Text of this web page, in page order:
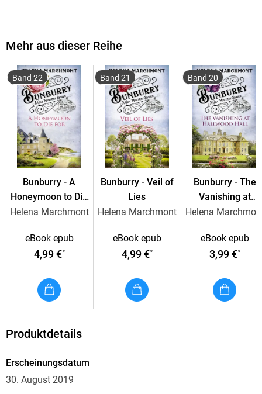
after all - Dorian's greatest fan and can't wait to meet his
murderous turn . . .
Helena Marchmont is a pseudonym of Olga Wojtas, who
was born and brought up in Edinburgh. She was encouraged
to write by an inspirational English teacher, Iona M.
Cameron. Olga won a Scottish Book Trust New Writers
Award in 2015, has had more than 30 short stories published
in magazines and anthologies and recently published her
first mystery Miss Blaine's Prefect and the Golden Samovar.
Mehr aus dieser Reihe
Band 22
Bunburry - A
Honeymoon to Die
for
Helena Marchmont
eBook epub
4,99 €*
Band 21
Bunburry - Veil of
Lies
Helena Marchmont
eBook epub
4,99 €*
Band 20
Bunburry - The
Vanishing at
Hallwood Hall
Helena
eBook epub
3,99 €*
Produktdetails
Erscheinungsdatum
30. August 2019